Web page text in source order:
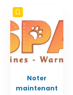
NOMBRE
Noter
maintenant